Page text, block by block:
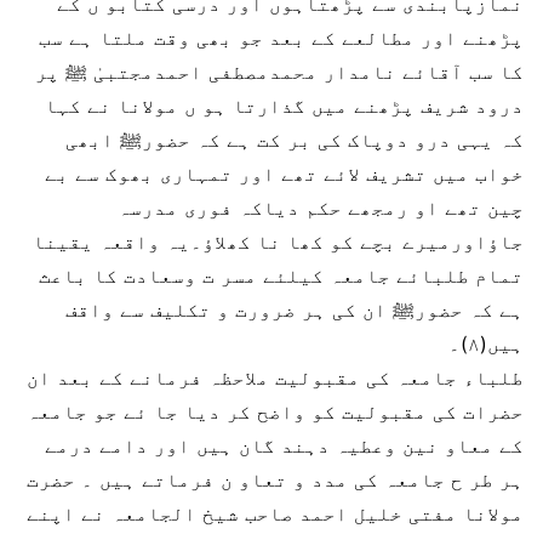
پڑھنے اور مطالعے کے بعد جو بھی وقت ملتا ہے سب
کا سب آقائے نامدار محمدمصطفی احمدمجتبیٰ ﷺ پر
درود شریف پڑھنے میں گذارتا ہو ں مولانا نے کہا
کہ یہی درو دوپاک کی بر کت ہے کہ حضورﷺ ابھی
خواب میں تشریف لائے تھے اور تمہاری بھوک سے بے
چین تھے او رمجھے حکم دیاکہ فوری مدرسہ
جاؤاورمیرے بچے کو کھا نا کھلاؤ۔یہ واقعہ یقینا
تمام طلبائے جامعہ کیلئے مسر ت وسعادت کا باعث
ہے کہ حضورﷺ ان کی ہر ضرورت و تکلیف سے واقف
ہیں(۸)۔
طلباء جامعہ کی مقبولیت ملاحظہ فرمانے کے بعد ان
حضرات کی مقبولیت کو واضح کر دیا جا ئے جو جامعہ
کے معاو نین وعطیہ دہند گان ہیں اور دامے درمے
ہر طر ح جامعہ کی مدد و تعاو ن فرماتے ہیں ۔ حضرت
مولانا مفتی خلیل احمد صاحب شیخ الجامعہ نے اپنے